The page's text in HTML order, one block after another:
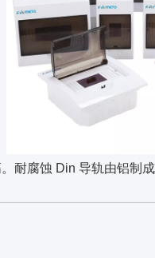
耐腐蚀 Din 导轨由铝制